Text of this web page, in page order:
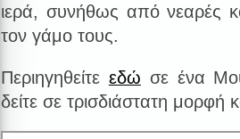
ιερά, συνήθως από νεαρές
τον γάμο τους.
Περιηγηθείτε εδώ σε ένα
δείτε σε τρισδιάστατη μορφή